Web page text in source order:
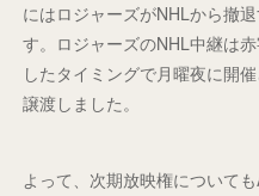
にはロジャーズがNHLから撤
す。ロジャーズのNHL中継は
したタイミングで月曜夜に開
譲渡しました。
よって、次期放映権について